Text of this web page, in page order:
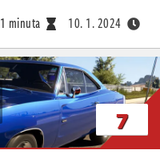
1 minuta 10. 1. 2024
7